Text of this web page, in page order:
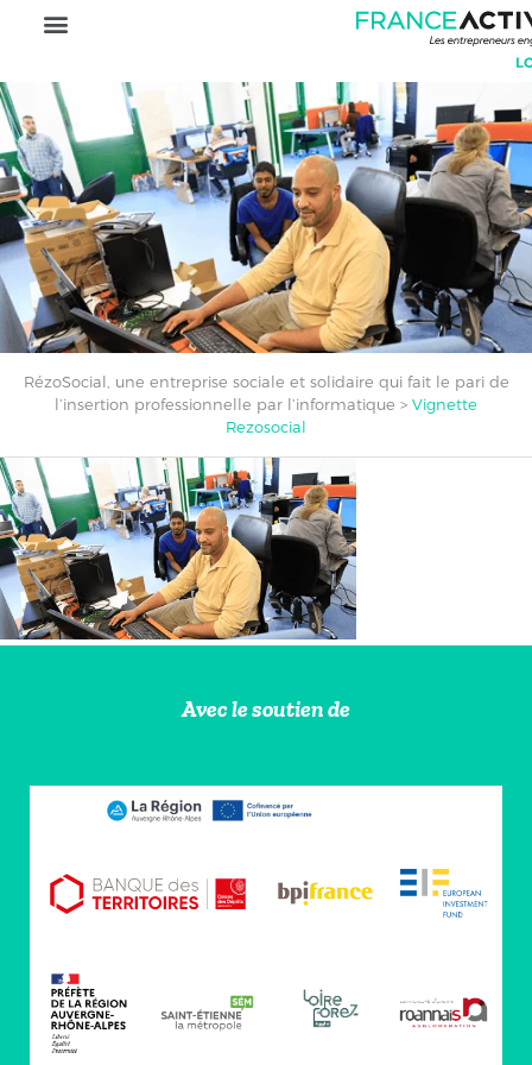
RézoSocial, une entreprise sociale et solidaire qui fait le pari de
l’insertion professionnelle par l’informatique > Vignette
Rezosocial
Avec le soutien de